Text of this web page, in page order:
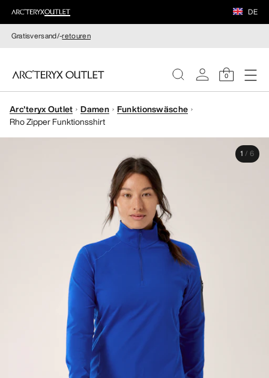
DE
Gratisversand/-retouren
0
DAMEN
Arc'teryx Outlet Damen
Funktionswäsche
Rho Zipper Funktionsshirt
1 / 6